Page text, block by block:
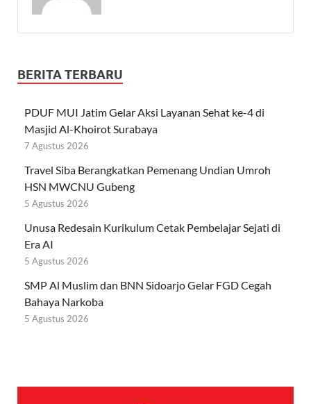
BERITA TERBARU
PDUF MUI Jatim Gelar Aksi Layanan Sehat ke-4 di
Masjid Al-Khoirot Surabaya
7 Agustus 2026
Travel Siba Berangkatkan Pemenang Undian Umroh
HSN MWCNU Gubeng
5 Agustus 2026
Unusa Redesain Kurikulum Cetak Pembelajar Sejati di
Era AI
5 Agustus 2026
SMP Al Muslim dan BNN Sidoarjo Gelar FGD Cegah
Bahaya Narkoba
5 Agustus 2026